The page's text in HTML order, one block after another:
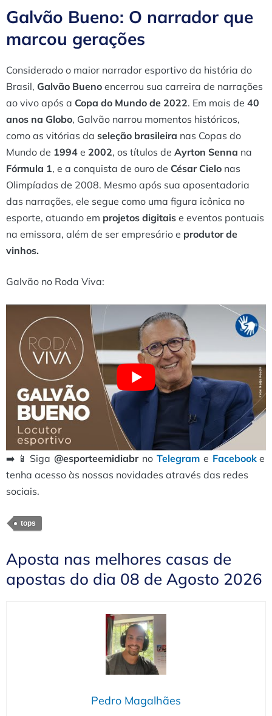
Galvão Bueno: O narrador que
marcou gerações
Considerado o maior narrador esportivo da história do
Brasil, Galvão Bueno encerrou sua carreira de narrações
ao vivo após a Copa do Mundo de 2022. Em mais de 40
anos na Globo, Galvão narrou momentos históricos,
como as vitórias da seleção brasileira nas Copas do
Mundo de 1994 e 2002, os títulos de Ayrton Senna na
Fórmula 1, e a conquista de ouro de César Cielo nas
Olimpíadas de 2008​. Mesmo após sua aposentadoria
das narrações, ele segue como uma figura icônica no
esporte, atuando em projetos digitais e eventos pontuais
na emissora, além de ser empresário e produtor de
vinhos​.
Galvão no Roda Viva:
➡️ 📱 Siga @esporteemidiabr no Telegram e Facebook e
tenha acesso às nossas novidades através das redes
sociais.
tops
Aposta nas melhores casas de
apostas do dia 08 de Agosto 2026
Pedro Magalhães